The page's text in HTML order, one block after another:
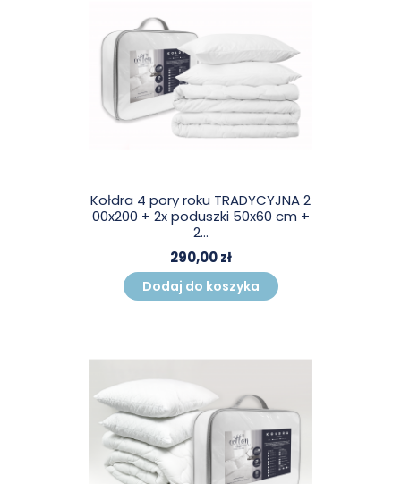
Kołdra 4 pory roku TRADYCYJNA 2
00x200 + 2x poduszki 50x60 cm +
2...
290,00 zł
Dodaj do koszyka